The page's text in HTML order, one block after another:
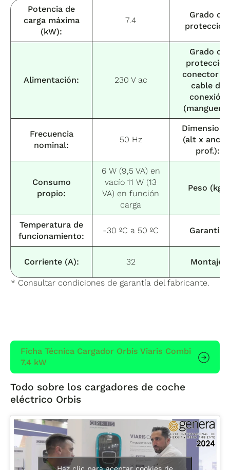
Potencia de
carga máxima
(kW):
7.4
Grado de
Alimentación: 230 V ac
Grado de
protección
conector
cable de
conexión
Frecuencia
nominal:
50 Hz
(alt x anch
prof.):
Consumo
propio:
6 W (9,5 VA) en
vacío 11 W (13
VA) en función
carga
Peso (kg):
Temperatura de
funcionamiento:
-30 ºC a 50 ºC Garantía:
Corriente (A): 32 Montaje:
* Consultar condiciones de garantía del fabricante.
Ficha Técnica Cargador Orbis Viaris Combi
7.4 kW
Todo sobre los cargadores de coche
eléctrico Orbis
Haz clic para aceptar cookies de